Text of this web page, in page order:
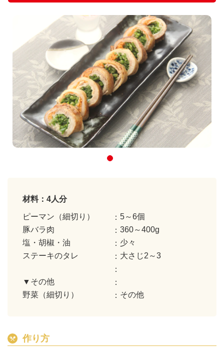
材料：4人分
ピーマン（細切り）
5～6個
豚バラ肉
360～400g
塩・胡椒・油
少々
ステーキのタレ
大さじ2～3
▼その他
野菜（細切り）
その他
作り方